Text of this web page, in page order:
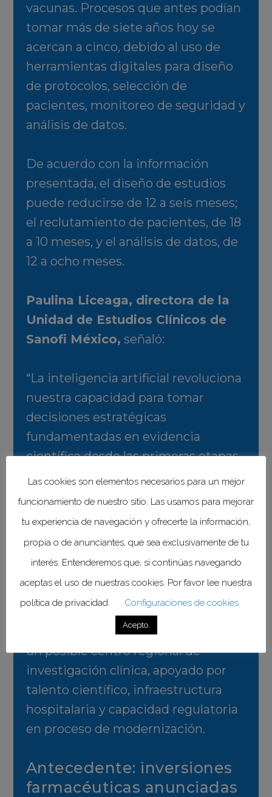
vacunas. Procesos que antes podían
tomar más de siete años hoy se
acercan a cinco, debido al uso de
herramientas digitales para diseño
de protocolos, selección de
pacientes, monitoreo de seguridad y
análisis de datos.
De acuerdo con la información
presentada, el diseño de estudios
puede reducirse de 12 a seis meses;
el reclutamiento de pacientes, de 18
a 10 meses, y el análisis de datos, de
12 a ocho meses.
Paulina Liceaga, directora de la
Unidad de Estudios Clínicos de
Sanofi México, señaló:
“La inteligencia artificial revoluciona
nuestra capacidad para tomar
decisiones estratégicas
fundamentadas en evidencia
científica desde las primeras etapas
de investigación, optimizando el
diseño de estudios clínicos y,
fundamentalmente, acelerando el
La apuesta de Sanofi se suma al
posicionamiento de México como
un posible centro regional de
investigación clínica, apoyado por
talento científico, infraestructura
hospitalaria y capacidad regulatoria
en proceso de modernización.
Antecedente: inversiones
farmacéuticas anunciadas
Las cookies son elementos necesarios para un mejor
funcionamiento de nuestro sitio. Las usamos para mejorar
tu experiencia de navegación y ofrecerte la información,
propia o de anunciantes, que sea exclusivamente de tu
interés. Entenderemos que, si continúas navegando
aceptas el uso de nuestras cookies. Por favor lee nuestra
política de privacidad.
Configuraciones de cookies.
Acepto.